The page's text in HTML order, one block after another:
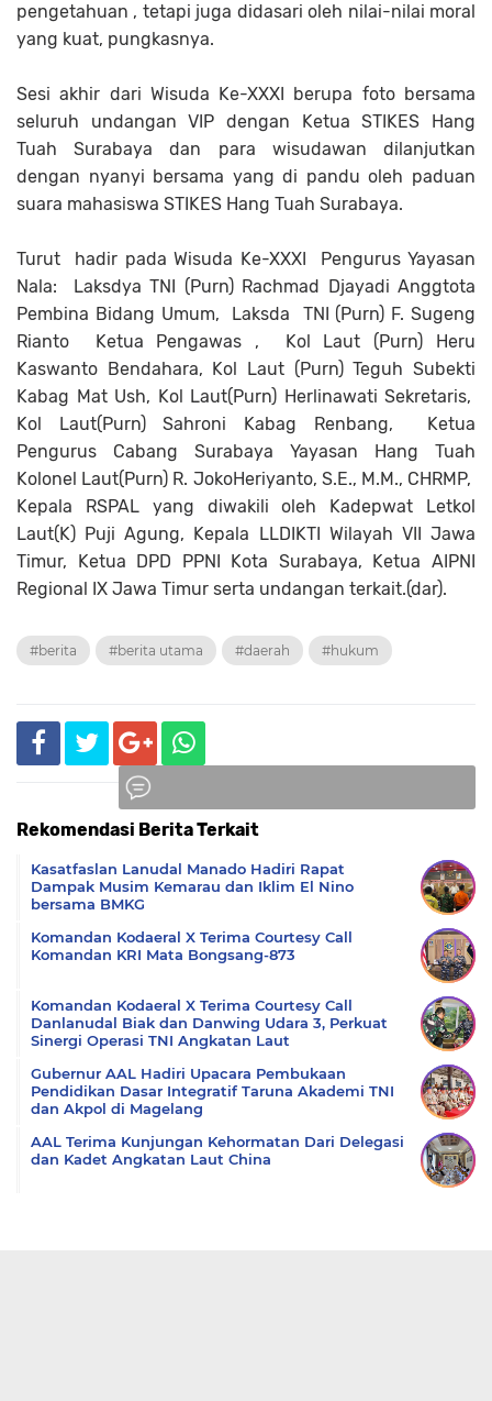
pengetahuan , tetapi juga didasari oleh nilai-nilai moral
yang kuat, pungkasnya.
Sesi akhir dari Wisuda Ke-XXXI berupa foto bersama
seluruh undangan VIP dengan Ketua STIKES Hang
Tuah Surabaya dan para wisudawan dilanjutkan
dengan nyanyi bersama yang di pandu oleh paduan
suara mahasiswa STIKES Hang Tuah Surabaya.
Turut hadir pada Wisuda Ke-XXXI Pengurus Yayasan
Nala: Laksdya TNI (Purn) Rachmad Djayadi Anggtota
Pembina Bidang Umum, Laksda TNI (Purn) F. Sugeng
Rianto Ketua Pengawas , Kol Laut (Purn) Heru
Kaswanto Bendahara, Kol Laut (Purn) Teguh Subekti
Kabag Mat Ush, Kol Laut(Purn) Herlinawati Sekretaris,
Kol Laut(Purn) Sahroni Kabag Renbang, Ketua
Pengurus Cabang Surabaya Yayasan Hang Tuah
Kolonel Laut(Purn) R. JokoHeriyanto, S.E., M.M., CHRMP,
Kepala RSPAL yang diwakili oleh Kadepwat Letkol
Laut(K) Puji Agung, Kepala LLDIKTI Wilayah VII Jawa
Timur, Ketua DPD PPNI Kota Surabaya, Ketua AIPNI
Regional IX Jawa Timur serta undangan terkait.(dar).
#berita #berita utama #daerah #hukum
Rekomendasi Berita Terkait
Kasatfaslan Lanudal Manado Hadiri Rapat
Dampak Musim Kemarau dan Iklim El Nino
bersama BMKG
Komandan Kodaeral X Terima Courtesy Call
Komandan KRI Mata Bongsang-873
Komandan Kodaeral X Terima Courtesy Call
Danlanudal Biak dan Danwing Udara 3, Perkuat
Sinergi Operasi TNI Angkatan Laut
Gubernur AAL Hadiri Upacara Pembukaan
Pendidikan Dasar Integratif Taruna Akademi TNI
dan Akpol di Magelang
AAL Terima Kunjungan Kehormatan Dari Delegasi
dan Kadet Angkatan Laut China